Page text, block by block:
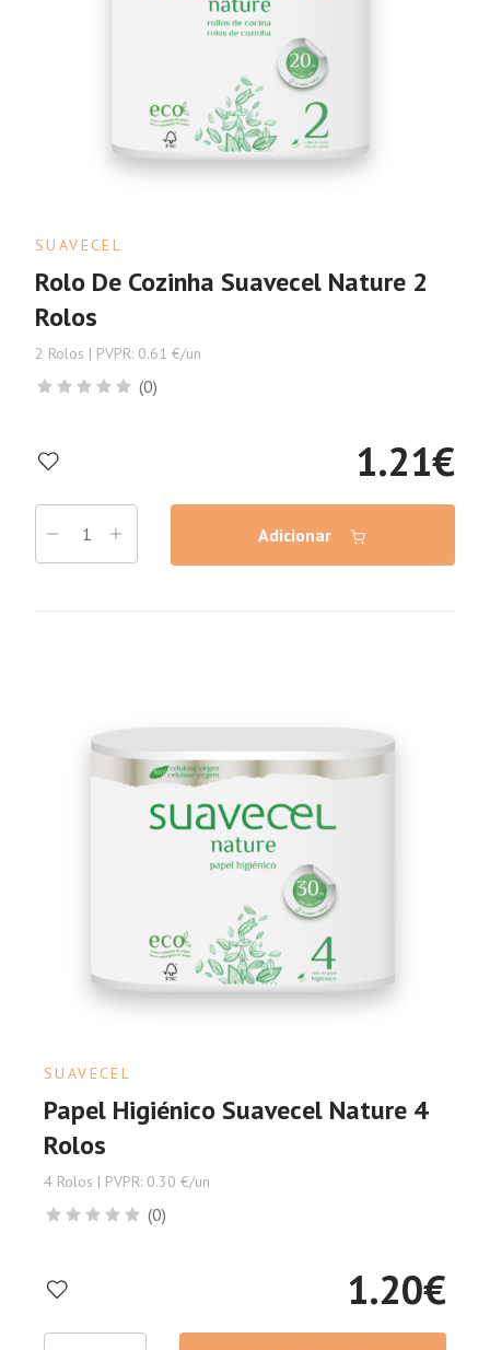
SUAVECEL
Rolo De Cozinha Suavecel Nature 2
Rolos
2 Rolos | PVPR: 0.61 €/un
(0)
1.21€
Adicionar
SUAVECEL
Papel Higiénico Suavecel Nature 4
Rolos
4 Rolos | PVPR: 0.30 €/un
(0)
1.20€